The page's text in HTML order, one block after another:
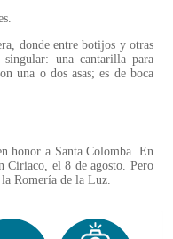
donde entre botijos y otras
singular: una cantarilla para
una o dos asas; es de boca
honor a Santa Colomba. En
Ciriaco, el 8 de agosto. Pero
la Romería de la Luz.